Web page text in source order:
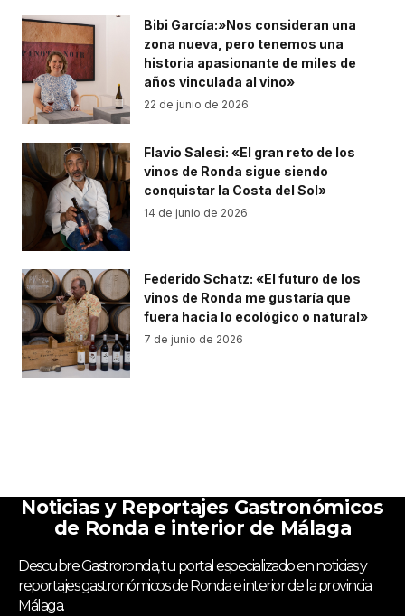
Bibi García:»Nos consideran una
zona nueva, pero tenemos una
historia apasionante de miles de
años vinculada al vino»
22 de junio de 2026
Flavio Salesi: «El gran reto de los
vinos de Ronda sigue siendo
conquistar la Costa del Sol»
14 de junio de 2026
Federido Schatz: «El futuro de los
vinos de Ronda me gustaría que
fuera hacia lo ecológico o natural»
7 de junio de 2026
Noticias y Reportajes Gastronómicos
de Ronda e interior de Málaga
Descubre Gastroronda, tu portal especializado en noticias y
reportajes gastronómicos de Ronda e interior de la provincia
Málaga.